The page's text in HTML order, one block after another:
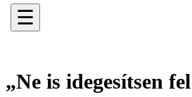
☰
„Ne is idegesítsen